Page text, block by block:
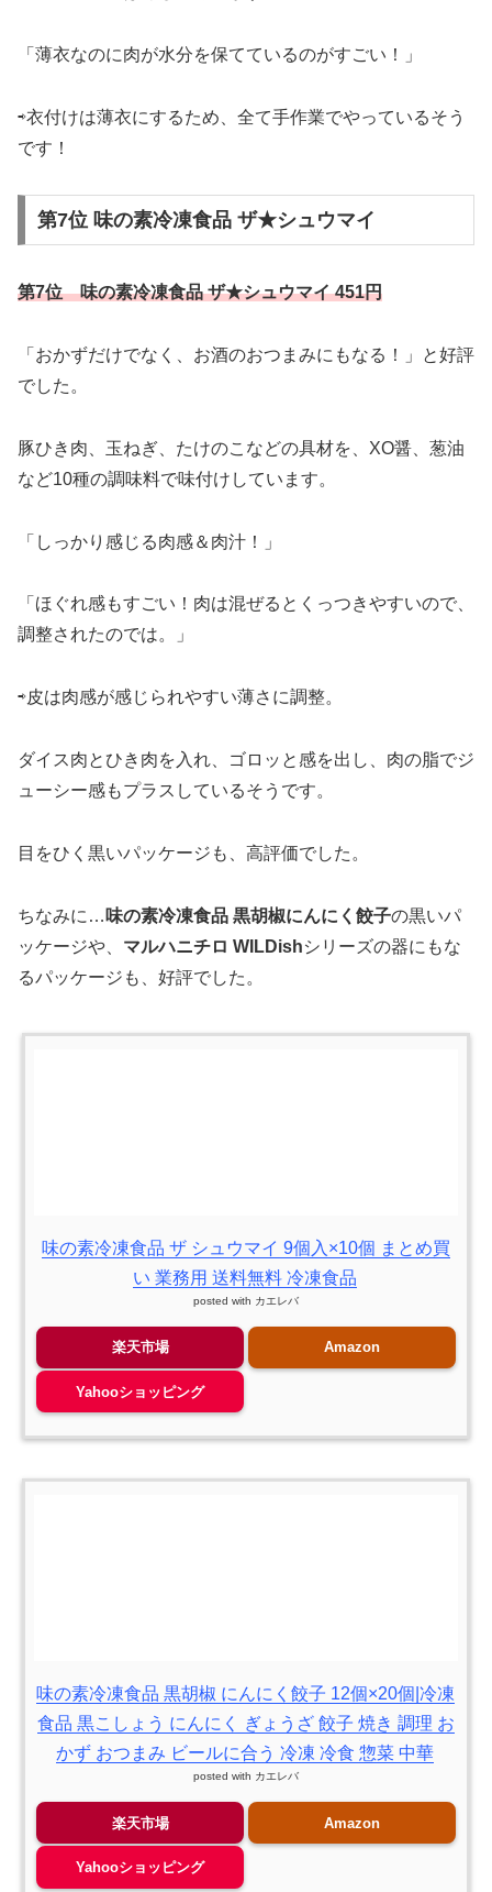
「薄衣なのに肉が水分を保てているのがすごい！」
⇨衣付けは薄衣にするため、全て手作業でやっているそう
です！
第7位 味の素冷凍食品 ザ★シュウマイ
第7位 味の素冷凍食品 ザ★シュウマイ 451円
「おかずだけでなく、お酒のおつまみにもなる！」と好評
でした。
豚ひき肉、玉ねぎ、たけのこなどの具材を、XO醤、葱油
など10種の調味料で味付けしています。
「しっかり感じる肉感＆肉汁！」
「ほぐれ感もすごい！肉は混ぜるとくっつきやすいので、
調整されたのでは。」
⇨皮は肉感が感じられやすい薄さに調整。
ダイス肉とひき肉を入れ、ゴロッと感を出し、肉の脂でジ
ューシー感もプラスしているそうです。
目をひく黒いパッケージも、高評価でした。
ちなみに… 味の素冷凍食品 黒胡椒にんにく餃子の黒いパ
ッケージや、 マルハニチロ WILDishシリーズの器にもな
るパッケージも、好評でした。
味の素冷凍食品 ザ シュウマイ 9個入×10個 まとめ買
い 業務用 送料無料 冷凍食品
posted with カエレバ
楽天市場 Amazon
Yahooショッピング
味の素冷凍食品 黒胡椒 にんにく餃子 12個×20個|冷凍
食品 黒こしょう にんにく ぎょうざ 餃子 焼き 調理 お
かず おつまみ ビールに合う 冷凍 冷食 惣菜 中華
posted with カエレバ
楽天市場 Amazon
Yahooショッピング